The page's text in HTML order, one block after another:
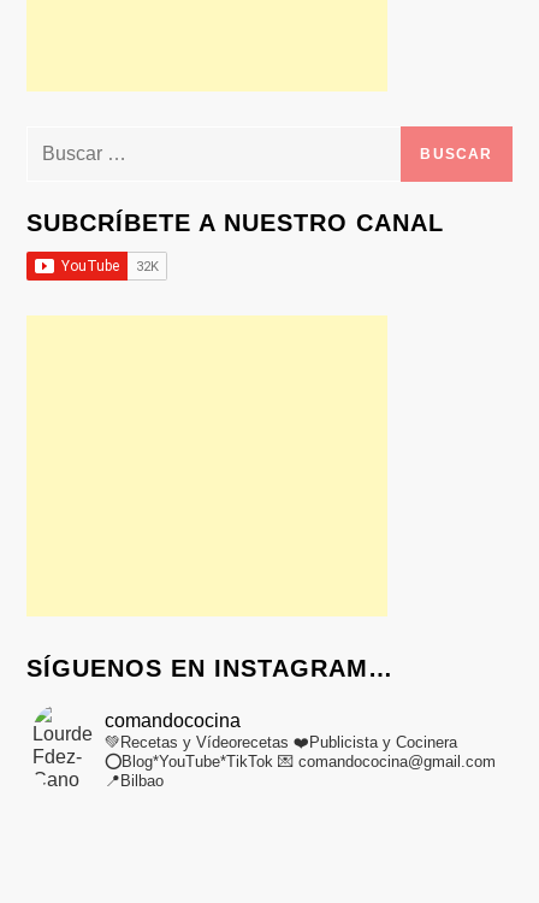
Buscar:
SUBCRÍBETE A NUESTRO CANAL
SÍGUENOS EN INSTAGRAM…
comandococina
💚Recetas y Vídeorecetas ❤️Publicista y Cocinera
⭕Blog*YouTube*TikTok 💌 comandococina@gmail.com
📍Bilbao